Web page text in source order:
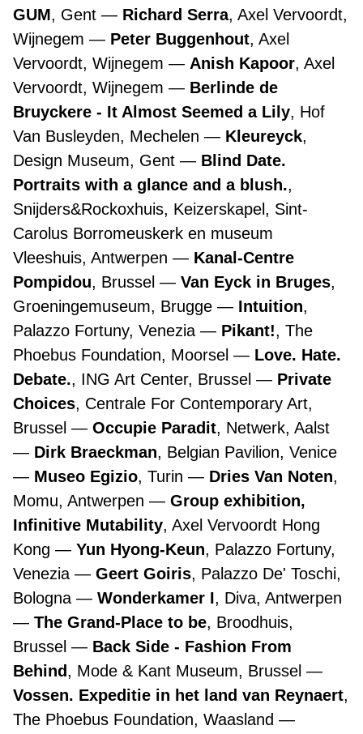
GUM, Gent Richard Serra, Axel Vervoordt,
Wijnegem
Peter Buggenhout, Axel
Vervoordt, Wijnegem
Anish Kapoor, Axel
Vervoordt, Wijnegem
Berlinde de
Bruyckere - It Almost Seemed a Lily, Hof
Van Busleyden, Mechelen
Kleureyck,
Design Museum, Gent
Blind Date.
Portraits with a glance and a blush.,
Snijders&Rockoxhuis, Keizerskapel, Sint-
Carolus Borromeuskerk en museum
Vleeshuis, Antwerpen
Kanal-Centre
Pompidou, Brussel Van Eyck in Bruges,
Groeningemuseum, Brugge
Intuition,
Palazzo Fortuny, Venezia
Pikant!, The
Phoebus Foundation, Moorsel
Love. Hate.
Debate., ING Art Center, Brussel
Private
Choices, Centrale For Contemporary Art,
Brussel
Occupie Paradit, Netwerk, Aalst
Dirk Braeckman, Belgian Pavilion, Venice
Museo Egizio, Turin Dries Van Noten,
Momu, Antwerpen
Group exhibition,
Infinitive Mutability, Axel Vervoordt Hong
Kong
Yun Hyong-Keun, Palazzo Fortuny,
Venezia
Geert Goiris, Palazzo De' Toschi,
Bologna
Wonderkamer I, Diva, Antwerpen
The Grand-Place to be, Broodhuis,
Brussel
Back Side - Fashion From
Behind, Mode & Kant Museum, Brussel
Vossen. Expeditie in het land van Reynaert,
The Phoebus Foundation, Waasland